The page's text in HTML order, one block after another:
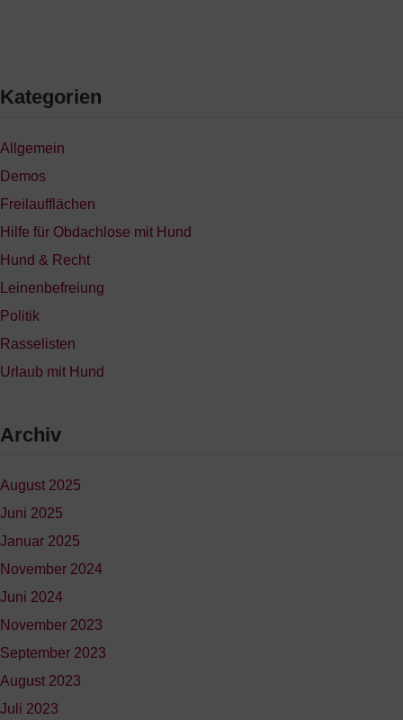
Kategorien
Allgemein
Demos
Freilaufflächen
Hilfe für Obdachlose mit Hund
Hund & Recht
Leinenbefreiung
Politik
Rasselisten
Urlaub mit Hund
Archiv
August 2025
Juni 2025
Januar 2025
November 2024
Juni 2024
November 2023
September 2023
August 2023
Juli 2023